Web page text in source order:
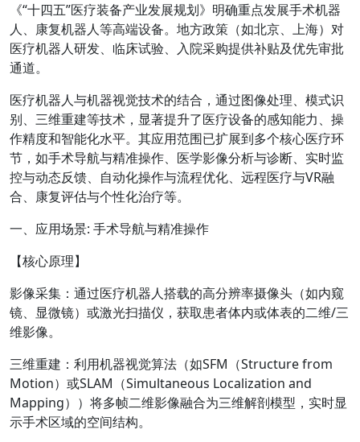
《“十四五”医疗装备产业发展规划》明确重点发展手术机器
人、康复机器人等高端设备。地方政策（如北京、上海）对
医疗机器人研发、临床试验、入院采购提供补贴及优先审批
通道。
医疗机器人与机器视觉技术的结合，通过图像处理、模式识
别、三维重建等技术，显著提升了医疗设备的感知能力、操
作精度和智能化水平。其应用范围已扩展到多个核心医疗环
节，如手术导航与精准操作、医学影像分析与诊断、实时监
控与动态反馈、自动化操作与流程优化、远程医疗与VR融
合、康复评估与个性化治疗等。
一、应用场景: 手术导航与精准操作
【核心原理】
影像采集：通过医疗机器人搭载的高分辨率摄像头（如内窥
镜、显微镜）或激光扫描仪，获取患者体内或体表的二维/三
维影像。
三维重建：利用机器视觉算法（如SFM（Structure from
Motion）或SLAM（Simultaneous Localization and
Mapping））将多帧二维影像融合为三维解剖模型，实时显
示手术区域的空间结构。